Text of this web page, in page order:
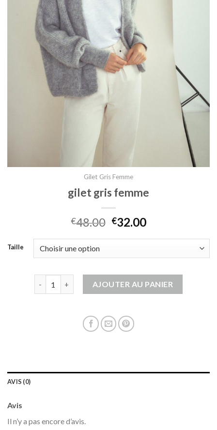
Gilet Gris Femme
gilet gris femme
€48.00 €32.00
Taille
AJOUTER AU PANIER
AVIS (0)
Avis
Il n’y a pas encore d’avis.